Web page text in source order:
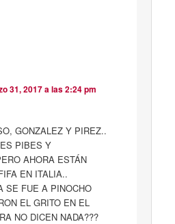
31, 2017 a las 2:24 pm
GONZALEZ Y PIREZ..
PIBES Y
AHORA ESTÁN
EN ITALIA..
SE FUE A PINOCHO
EL GRITO EN EL
NO DICEN NADA???